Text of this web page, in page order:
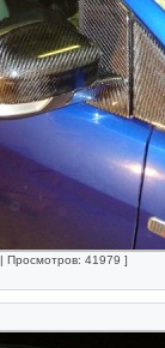
Просмотров: 41979 ]